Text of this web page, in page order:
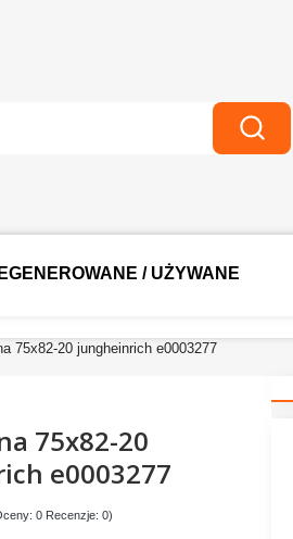
Wyczyść Szukaj
/ UŻYWANE
75x82-20 jungheinrich e0003277
75x82-20
e0003277
0 Recenzje: 0)
do sekcji Opinie